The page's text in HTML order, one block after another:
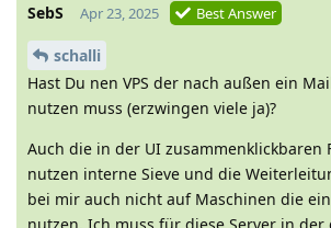
SebS Apr 23, 2025 Best Answer
schalli
Hast Du nen VPS der nach außen ein
nutzen muss (erzwingen viele ja)?
Auch die in der UI zusammenklickbaren
nutzen interne Sieve und die
bei mir auch nicht auf Maschinen die